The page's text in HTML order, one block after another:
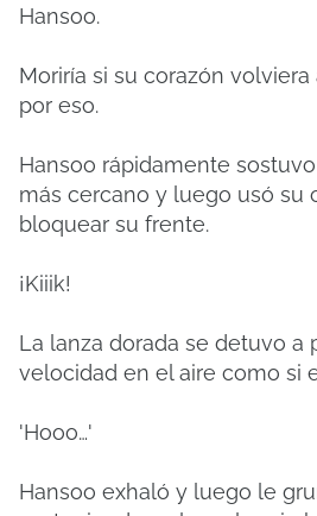
Hansoo.
Moriría si su corazón volviera
por eso.
Hansoo rápidamente
más cercano y luego usó su
bloquear su frente.
¡Kiiik!
La lanza dorada se detuvo a
velocidad en el aire como si
'Hooo…'
Hansoo exhaló y luego le